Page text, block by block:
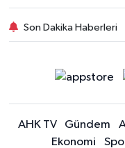
Son Dakika Haberleri
AHK TV Gündem
Ekonomi